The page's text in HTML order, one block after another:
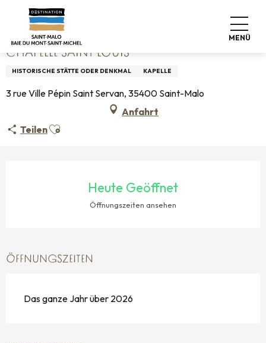
contenu
principal
MENÜ
Startseite
CHAPELLE SAINT LOUIS
HISTORISCHE STÄTTE ODER DENKMAL KAPELLE
3 rue Ville Pépin Saint Servan, 35400 Saint-Malo
Anfahrt
TeilenAjouter aux favoris
Heute Geöffnet
Öffnungszeiten ansehen
ÖFFNUNGSZEITEN
Das ganze Jahr über 2026